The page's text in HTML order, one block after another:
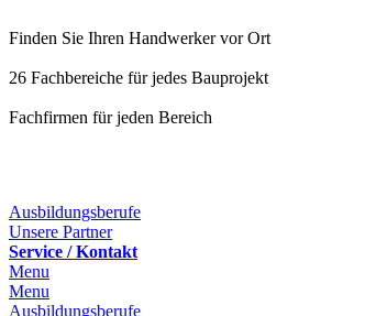
Finden Sie Ihren Handwerker vor Ort
26 Fachbereiche für jedes Bauprojekt
Fachfirmen für jeden Bereich
Ausbildungsberufe
Unsere Partner
Service / Kontakt
Menu
Menu
Ausbildungsberufe